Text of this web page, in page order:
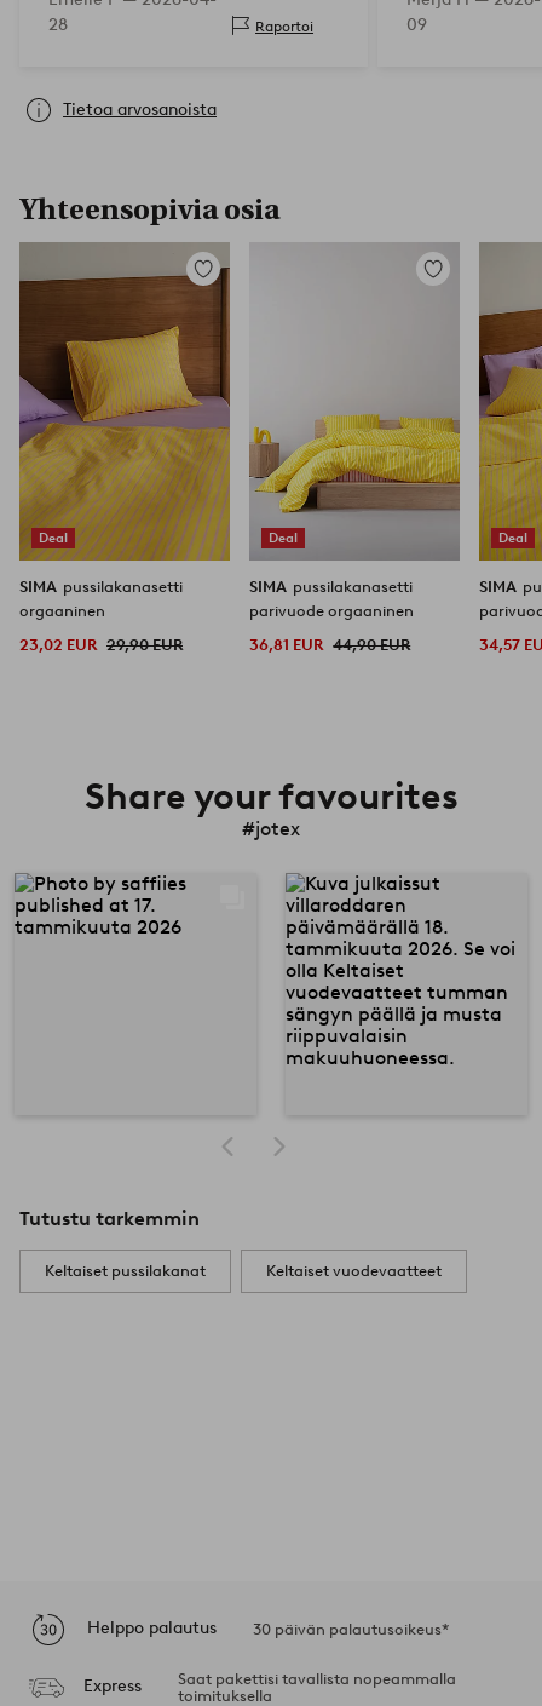
28
Raportoi
09
Tietoa arvosanoista
Yhteensopivia osia
Deal
Lisää
SIMA pussilakanasetti
orgaaninen
23,02 EUR 29,90 EUR
Deal
Lisää
SIMA pussilakanasetti
parivuode orgaaninen
36,81 EUR 44,90 EUR
Deal
SIMA
34,57
Share your favourites
#jotex
Tutustu tarkemmin
Keltaiset pussilakanat Keltaiset vuodevaatteet
Helppo palautus 30 päivän palautusoikeus*
Express
Saat pakettisi tavallista nopeammalla
toimituksella